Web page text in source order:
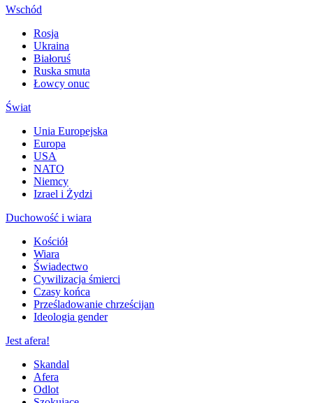
Wschód
Rosja
Ukraina
Białoruś
Ruska smuta
Łowcy onuc
Świat
Unia Europejska
Europa
USA
NATO
Niemcy
Izrael i Żydzi
Duchowość i wiara
Kościół
Wiara
Świadectwo
Cywilizacja śmierci
Czasy końca
Prześladowanie chrześcijan
Ideologia gender
Jest afera!
Skandal
Afera
Odlot